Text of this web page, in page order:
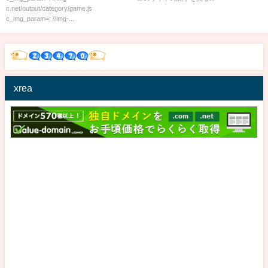
c.net/output/category/game.js
c_img_param=; //img-...
xrea